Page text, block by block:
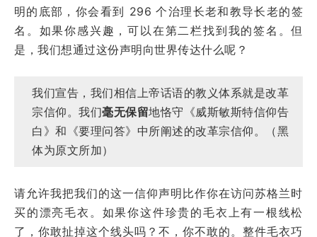
明的底部，你会看到 296 个治理长老和教导长老的签
名。如果你感兴趣，可以在第二栏找到我的签名。但
是，我们想通过这份声明向世界传达什么呢？
我们宣告，我们相信上帝话语的教义体系就是改革
宗信仰。我们毫无保留地恪守《威斯敏斯特信仰告
白》和《要理问答》中所阐述的改革宗信仰。（黑
体为原文所加）
请允许我把我们的这一信仰声明比作你在访问苏格兰时
买的漂亮毛衣。如果你这件珍贵的毛衣上有一根线松
了，你敢扯掉这个线头吗？不，你不敢的。整件毛衣巧